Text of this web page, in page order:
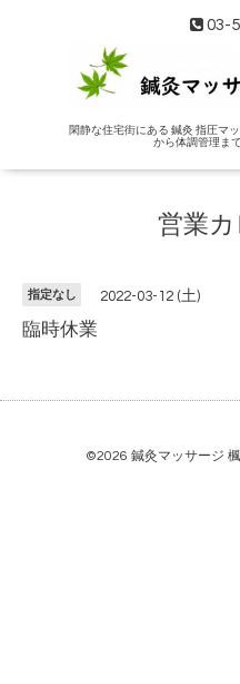
03-
閑静な住宅街にある 鍼灸 指圧マ
から体調管理ま
営業
指定なし 2022-03-12 (土)
臨時休業
©2026 鍼灸マッサージ